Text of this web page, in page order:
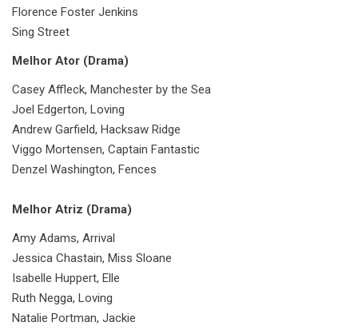
Florence Foster Jenkins
Sing Street
Melhor Ator (Drama)
Casey Affleck, Manchester by the Sea
Joel Edgerton, Loving
Andrew Garfield, Hacksaw Ridge
Viggo Mortensen, Captain Fantastic
Denzel Washington, Fences
Melhor Atriz (Drama)
Amy Adams, Arrival
Jessica Chastain, Miss Sloane
Isabelle Huppert, Elle
Ruth Negga, Loving
Natalie Portman, Jackie